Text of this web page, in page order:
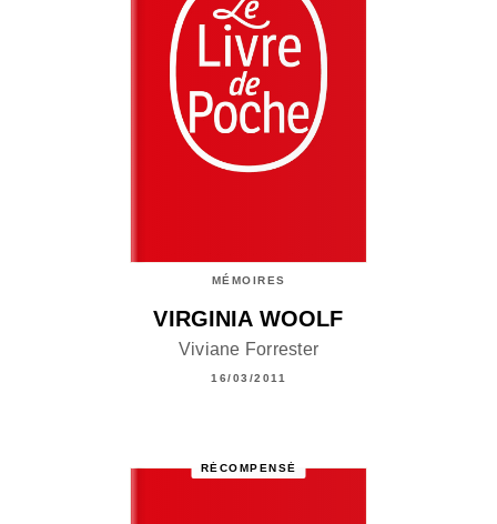
MÉMOIRES
VIRGINIA WOOLF
Viviane Forrester
16/03/2011
RÉCOMPENSÉ